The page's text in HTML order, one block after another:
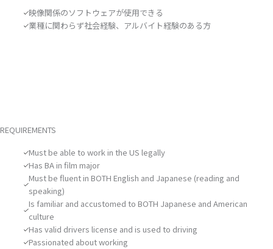
映像関係のソフトウェアが使用できる
業種に関わらず社会経験、アルバイト経験のある方
REQUIREMENTS
Must be able to work in the US legally
Has BA in film major
Must be fluent in BOTH English and Japanese (reading and
speaking)
Is familiar and accustomed to BOTH Japanese and American
culture
Has valid drivers license and is used to driving
Passionated about working